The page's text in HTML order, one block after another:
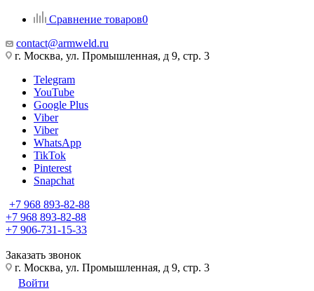
Сравнение товаров0
contact@armweld.ru
г. Москва, ул. Промышленная, д 9, стр. 3
Telegram
YouTube
Google Plus
Viber
Viber
WhatsApp
TikTok
Pinterest
Snapchat
+7 968 893-82-88
+7 968 893-82-88
+7 906-731-15-33
Заказать звонок
г. Москва, ул. Промышленная, д 9, стр. 3
Войти